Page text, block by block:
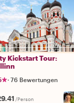
Kickstart Tour:
· 76 Bewertungen
/Person